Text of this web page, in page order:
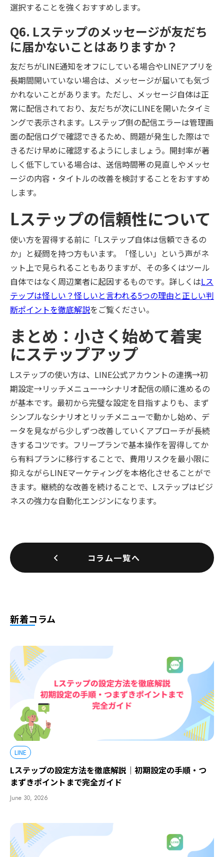
選択することを強くおすすめします。
Q6. Lステップのメッセージが友だち
に届かないことはありますか？
友だちがLINE通知をオフにしている場合やLINEアプリを
長期間開いていない場合は、メッセージが届いても気づ
かれないことがあります。ただし、メッセージ自体は正
常に配信されており、友だちが次にLINEを開いたタイミ
ングで表示されます。Lステップ側の配信エラーは管理画
面の配信ログで確認できるため、問題が発生した際はで
きるだけ早めに確認するようにしましょう。開封率が著
しく低下している場合は、送信時間帯の見直しやメッセ
ージの内容・タイトルの改善を検討することをおすすめ
します。
Lステップの信頼性について
使い方を習得する前に「Lステップ自体は信頼できるの
か」と疑問を持つ方もいます。「怪しい」という声がネ
ット上で見られることもありますが、その多くはツール
自体ではなく周辺業者に起因するものです。詳しくはLス
テップは怪しい？怪しいと言われる5つの理由と正しい判
断ポイントを徹底解説をご覧ください。
まとめ：小さく始めて着実
にステップアップ
Lステップの使い方は、LINE公式アカウントの連携→初
期設定→リッチメニュー→シナリオ配信の順に進めるの
が基本です。最初から完璧な設定を目指すよりも、まず
シンプルなシナリオとリッチメニューで動かし始め、デ
ータを見ながら少しずつ改善していくアプローチが長続
きするコツです。フリープランで基本操作を習得してか
ら有料プランに移行することで、費用リスクを最小限に
抑えながらLINEマーケティングを本格化させることがで
きます。継続的な改善を続けることで、Lステップはビジ
ネスの強力な自動化エンジンになります。
コラム一覧へ
新着コラム
LINE
Lステップの設定方法を徹底解説｜初期設定の手順・つ
まずきポイントまで完全ガイド
June 30, 2026